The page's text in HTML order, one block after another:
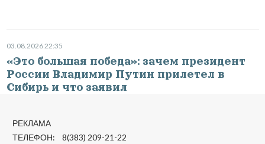
03.08.2026 22:35
«Это большая победа»: зачем президент
России Владимир Путин прилетел в
Сибирь и что заявил
РЕКЛАМА
ТЕЛЕФОН: 8(383) 209-21-22